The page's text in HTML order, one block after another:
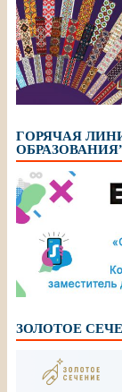
ГОРЯЧАЯ
ЗОЛОТОЕ